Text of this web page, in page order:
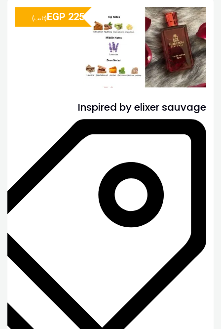
Inspired by elixer sauvage
EGP 225 (ثابت)